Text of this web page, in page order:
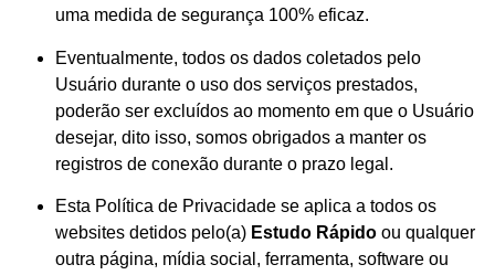
uma medida de segurança 100% eficaz.
Eventualmente, todos os dados coletados pelo
Usuário durante o uso dos serviços prestados,
poderão ser excluídos ao momento em que o Usuário
desejar, dito isso, somos obrigados a manter os
registros de conexão durante o prazo legal.
Esta Política de Privacidade se aplica a todos os
websites detidos pelo(a) Estudo Rápido ou qualquer
outra página, mídia social, ferramenta, software ou